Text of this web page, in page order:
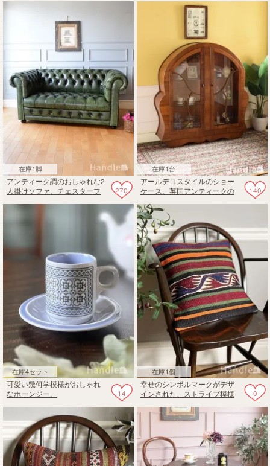
在庫1脚
270
アンティーク調のおしゃれな2
人掛けソファ、チェスターフ
在庫1台
140
アールデコスタイルのショー
ケース、英国アンティークの
在庫4セット
14
可愛い幾何学模様がおしゃれ
なホーンジー、
のデミタスカップ＆ソーサー
在庫1個
0
幸せのシンボルマークがデザ
インされた、ストライプ模様
ンカバー